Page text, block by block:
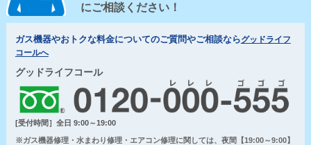
にご相談ください！
ガス機器やおトクな料金についてのご質問やご相談ならグッドライフ
コールへ
グッドライフコール
[受付時間］全日 9:00～19:00
※ガス機器修理・水まわり修理・エアコン修理に関しては、夜間【19:00～9:00】